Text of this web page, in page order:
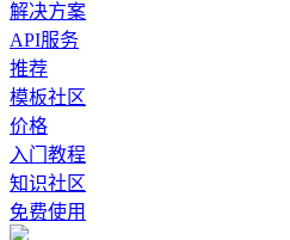
解决方案
API服务
推荐
模板社区
价格
入门教程
知识社区
免费使用